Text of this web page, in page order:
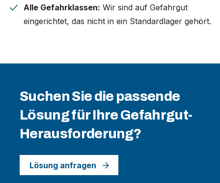
check Alle Gefahrklassen: Wir sind auf Gefahrgut
eingerichtet, das nicht in ein Standardlager gehört.
Suchen Sie die passende
Lösung für Ihre Gefahrgut-
Herausforderung?
Lösung anfragen